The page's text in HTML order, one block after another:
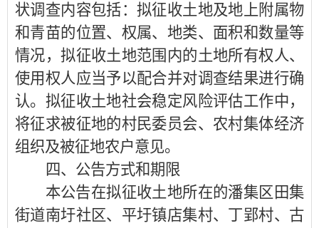
状调查内容包括：拟征收土地及地上附属物
和青苗的位置、权属、地类、面积和数量等
情况，拟征收土地范围内的土地所有权人、
使用权人应当予以配合并对调查结果进行确
认。拟征收土地社会稳定风险评估工作中，
将征求被征地的村民委员会、农村集体经济
组织及被征地农户意见。
四、公告方式和期限
本公告在拟征收土地所在的潘集区田集
街道南圩社区、平圩镇店集村、丁郢村、古